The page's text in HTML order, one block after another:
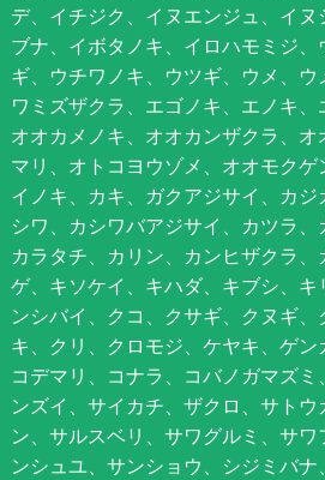
デ、イチジク、イヌエンジュ、イヌ
ブナ、イボタノキ、イロハモミジ、
ギ、ウチワノキ、ウツギ、ウメ、
ワミズザクラ、エゴノキ、エノキ、
オオカメノキ、オオカンザクラ、
マリ、オトコヨウゾメ、オオモク
イノキ、カキ、ガクアジサイ、カ
シワ、カシワバアジサイ、カツラ、
カラタチ、カリン、カンヒザクラ
ゲ、キソケイ、キハダ、キブシ、
ンシバイ、クコ、クサギ、クヌギ
キ、クリ、クロモジ、ケヤキ、ゲン
コデマリ、コナラ、コバノガマズ
ンズイ、サイカチ、ザクロ、サト
ン、サルスベリ、サワグルミ、サ
ンシュユ、サンショウ、シジミバ